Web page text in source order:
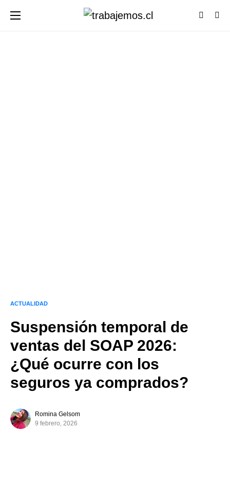
ACTUALIDAD
Suspensión temporal de
ventas del SOAP 2026:
¿Qué ocurre con los
seguros ya comprados?
Romina Gelsom
9 febrero, 2026